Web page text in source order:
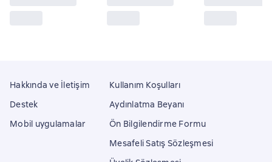
Hakkında ve İletişim
Destek
Mobil uygulamalar
Kullanım Koşulları
Aydınlatma Beyanı
Ön Bilgilendirme Formu
Mesafeli Satış Sözleşmesi